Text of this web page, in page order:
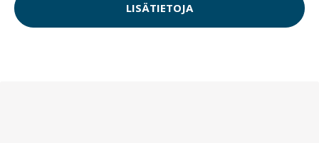
LISÄTIETOJA